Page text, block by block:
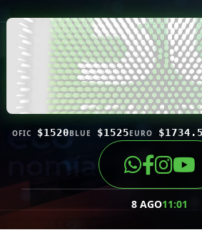
OFIC $1520BLUE $1525EURO
8 AGO11:01